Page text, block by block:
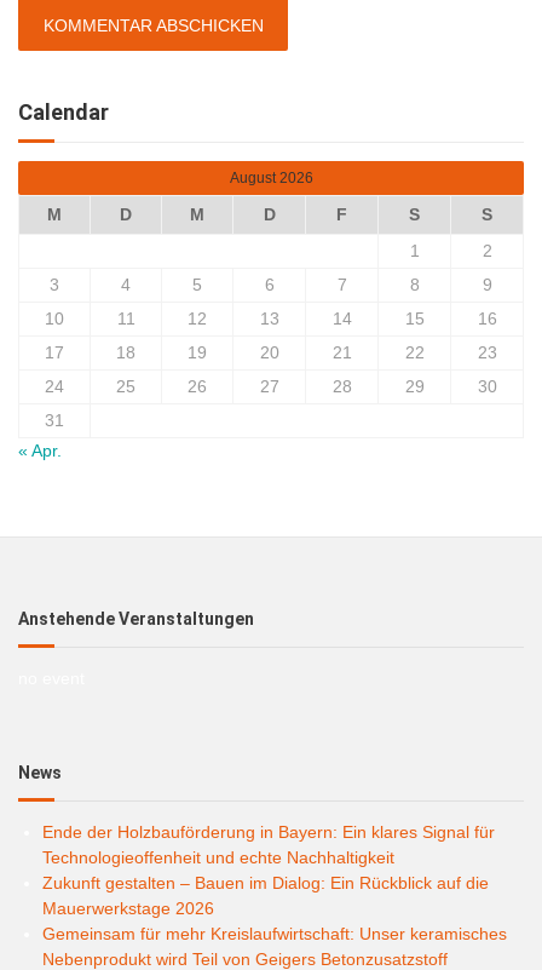
Calendar
August 2026
M D M D F S
S
1
2
3
4 5 6 7 8
9
10
11 12 13 14 15
16
17
18 19 20 21 22
23
24
25 26 27 28 29
30
31
« Apr.
Anstehende Veranstaltungen
News
Ende der Holzbauförderung in Bayern: Ein klares Signal für
Technologieoffenheit und echte Nachhaltigkeit
Zukunft gestalten – Bauen im Dialog: Ein Rückblick auf die
Mauerwerkstage 2026
Gemeinsam für mehr Kreislaufwirtschaft: Unser keramisches
Nebenprodukt wird Teil von Geigers Betonzusatzstoff